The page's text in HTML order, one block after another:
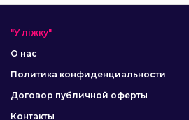
"У ліжку"
О нас
Политика конфиденциальности
Договор публичной оферты
Контакты